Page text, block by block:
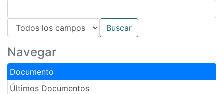
Navegar
Documento
Últimos Documentos